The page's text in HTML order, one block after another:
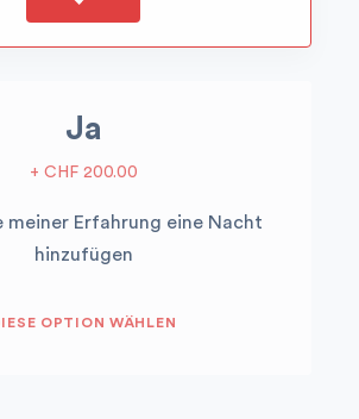
Ja
+ CHF 200.00
meiner Erfahrung eine Nacht
hinzufügen
OPTION WÄHLEN